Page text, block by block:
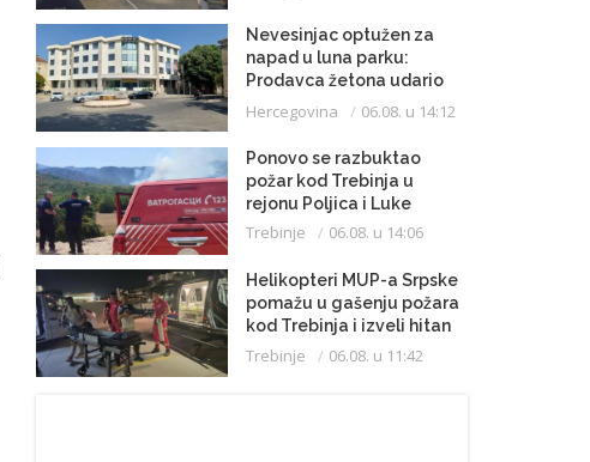
Nevesinjac optužen za
napad u luna parku:
Prodavca žetona udario
mikrofonom u glavu
Hercegovina 06.08. u 14:12
Ponovo se razbuktao
požar kod Trebinja u
rejonu Poljica i Luke
Trebinje 06.08. u 14:06
Helikopteri MUP-a Srpske
pomažu u gašenju požara
kod Trebinja i izveli hitan
medicinski let do
Beograda
Trebinje 06.08. u 11:42